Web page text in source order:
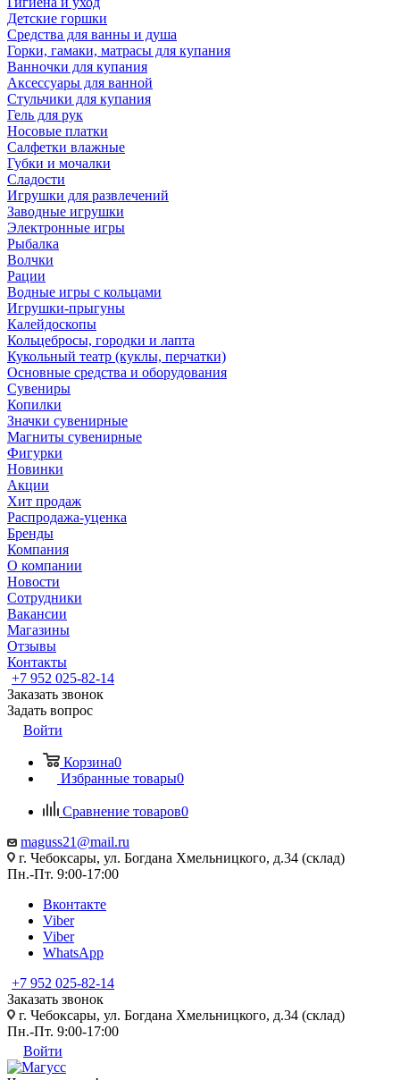
Детские горшки
Средства для ванны и душа
Горки, гамаки, матрасы для купания
Ванночки для купания
Аксессуары для ванной
Стульчики для купания
Гель для рук
Носовые платки
Салфетки влажные
Губки и мочалки
Сладости
Игрушки для развлечений
Заводные игрушки
Электронные игры
Рыбалка
Волчки
Рации
Водные игры с кольцами
Игрушки-прыгуны
Калейдоскопы
Кольцебросы, городки и лапта
Кукольный театр (куклы, перчатки)
Основные средства и оборудования
Сувениры
Копилки
Значки сувенирные
Магниты сувенирные
Фигурки
Новинки
Акции
Хит продаж
Распродажа-уценка
Бренды
Компания
О компании
Новости
Сотрудники
Вакансии
Магазины
Отзывы
Контакты
+7 952 025-82-14
Заказать звонок
Задать вопрос
Войти
Корзина0
Избранные товары0
Сравнение товаров0
maguss21@mail.ru
г. Чебоксары, ул. Богдана Хмельницкого, д.34 (склад)
Пн.-Пт. 9:00-17:00
Вконтакте
Viber
Viber
WhatsApp
+7 952 025-82-14
Заказать звонок
г. Чебоксары, ул. Богдана Хмельницкого, д.34 (склад)
Пн.-Пт. 9:00-17:00
Войти